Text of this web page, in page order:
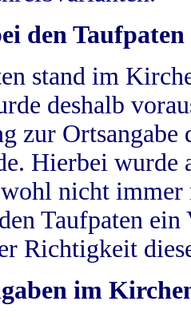
den Taufpaten
stand im
deshalb
zur
Hierbei wurde
nicht
Taufpaten
Richtigkeit
im